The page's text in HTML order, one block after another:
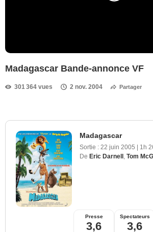
Madagascar Bande-annonce VF
301 364 vues 2 nov. 2004 Partager
Madagascar
Sortie : 22 juin 2005 | 1h
De Eric Darnell Tom
Presse
3,6
Spectateurs
3,6